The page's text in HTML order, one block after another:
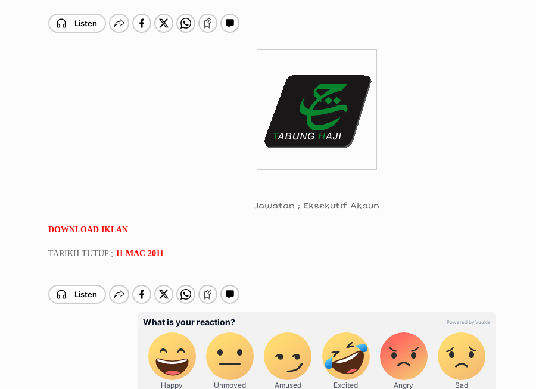
Jawatan ; Eksekutif Akaun
DOWNLOAD IKLAN
TARIKH TUTUP ; 11 MAC 2011